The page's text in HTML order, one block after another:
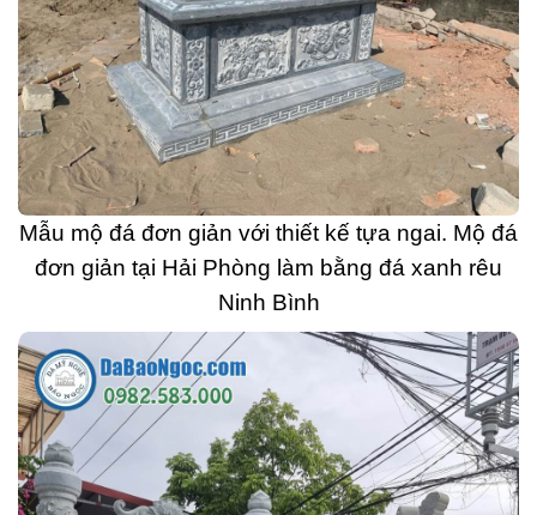
Mẫu mộ đá đơn giản với thiết kế tựa ngai. Mộ đá
đơn giản tại Hải Phòng làm bằng đá xanh rêu
Ninh Bình